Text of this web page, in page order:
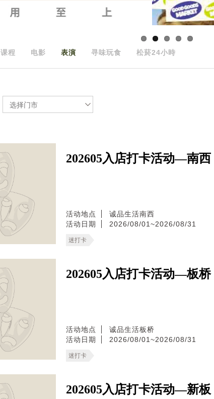
课程 电影 表演 寻味玩食 松菸24小時
选择门市
202605入店打卡活动—南西
活动地点
诚品生活南西
活动日期
2026/08/01~2026/08/31
迷打卡
202605入店打卡活动—板桥
活动地点
诚品生活板桥
活动日期
2026/08/01~2026/08/31
迷打卡
202605入店打卡活动—新板